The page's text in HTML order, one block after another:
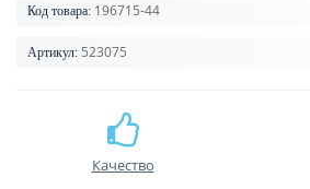
Код товара: 196715-44
Артикул: 523075
Качество